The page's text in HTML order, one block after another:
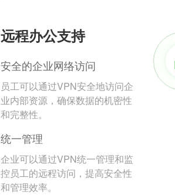
远程办公支持
安全的企业网络访问
员工可以通过VPN安全地访问企
业内部资源，确保数据的机密性
和完整性。
统一管理
企业可以通过VPN统一管理和监
控员工的远程访问，提高安全性
和管理效率。